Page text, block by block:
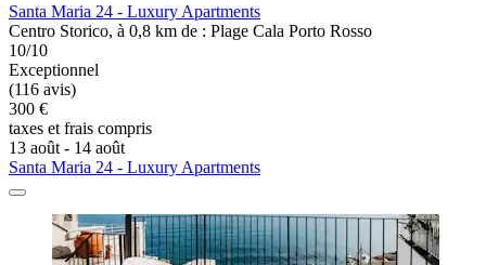
Santa Maria 24 - Luxury Apartments
Centro Storico, à 0,8 km de : Plage Cala Porto Rosso
10/10
Exceptionnel
(116 avis)
300 €
taxes et frais compris
13 août - 14 août
Santa Maria 24 - Luxury Apartments